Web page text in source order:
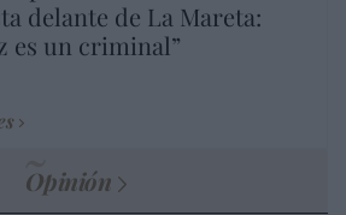
delante de La Mareta:
es un criminal”
Opinión